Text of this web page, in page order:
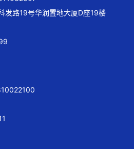
发路19号华润置地大厦D座19楼